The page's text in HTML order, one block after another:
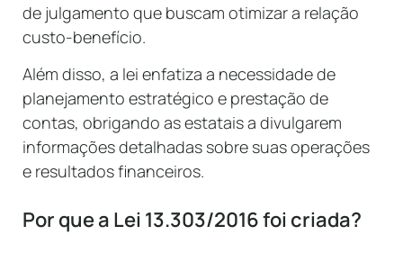
de julgamento que buscam otimizar a relação
custo-benefício.
Além disso, a lei enfatiza a necessidade de
planejamento estratégico e prestação de
contas, obrigando as estatais a divulgarem
informações detalhadas sobre suas operações
e resultados financeiros.
Por que a Lei 13.303/2016 foi criada?